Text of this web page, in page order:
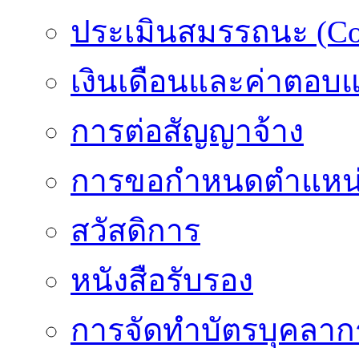
ประเมินสมรรถนะ
เงินเดือนและค่าตอบ
การต่อสัญญาจ้าง
การขอกำหนดตำแห
สวัสดิการ
หนังสือรับรอง
การจัดทำบัตรบุคลา